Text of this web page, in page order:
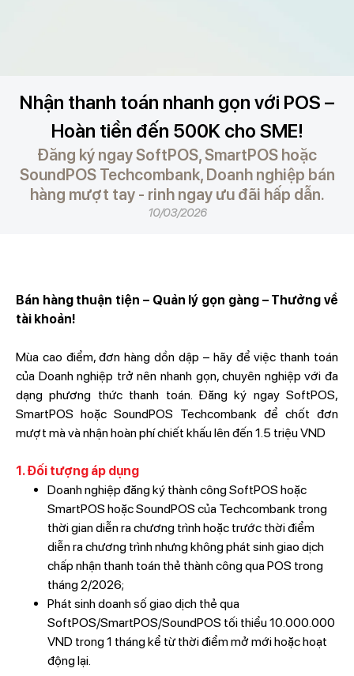
Nhận thanh toán nhanh gọn với POS –
Hoàn tiền đến 500K cho SME!
Đăng ký ngay SoftPOS, SmartPOS hoặc
SoundPOS Techcombank, Doanh nghiệp bán
hàng mượt tay - rinh ngay ưu đãi hấp dẫn.
10/03/2026
Bán hàng thuận tiện – Quản lý gọn gàng – Thưởng về
tài khoản!
Mùa cao điểm, đơn hàng dồn dập – hãy để việc thanh toán
của Doanh nghiệp trở nên nhanh gọn, chuyên nghiệp với đa
dạng phương thức thanh toán. Đăng ký ngay SoftPOS,
SmartPOS hoặc SoundPOS Techcombank để chốt đơn
mượt mà và nhận hoàn phí chiết khấu lên đến 1.5 triệu VND
1. Đối tượng áp dụng
Doanh nghiệp đăng ký thành công SoftPOS hoặc
SmartPOS hoặc SoundPOS của Techcombank trong
thời gian diễn ra chương trình hoặc trước thời điểm
diễn ra chương trình nhưng không phát sinh giao dịch
chấp nhận thanh toán thẻ thành công qua POS trong
tháng 2/2026;
Phát sinh doanh số giao dịch thẻ qua
SoftPOS/SmartPOS/SoundPOS tối thiểu 10.000.000
VND trong 1 tháng kể từ thời điểm mở mới hoặc hoạt
động lại.